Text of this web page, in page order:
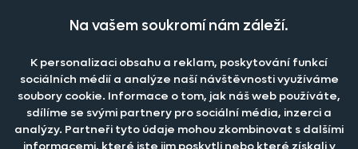
organizace nabízíme zajímavé slevy, více informacíZDE.
Naše společnost
Na vašem soukromí nám záleží.
K personalizaci obsahu a reklam, poskytování funkcí
sociálních médií a analýze naší návštěvnosti využíváme
soubory cookie. Informace o tom, jak náš web používáte,
sdílíme se svými partnery pro sociální média, inzerci a
analýzy. Partneři tyto údaje mohou zkombinovat s dalšími